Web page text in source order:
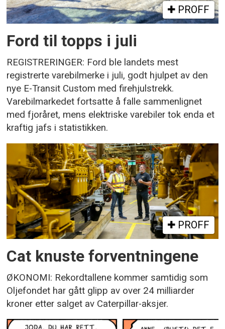
PROFF
Ford til topps i juli
REGISTRERINGER: Ford ble landets mest
registrerte varebilmerke i juli, godt hjulpet av den
nye E-Transit Custom med firehjulstrekk.
Varebilmarkedet fortsatte å falle sammenlignet
med fjoråret, mens elektriske varebiler tok enda et
kraftig jafs i statistikken.
PROFF
Cat knuste forventningene
ØKONOMI: Rekordtallene kommer samtidig som
Oljefondet har gått glipp av over 24 milliarder
kroner etter salget av Caterpillar-aksjer.